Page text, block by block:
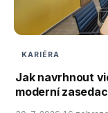
KARIÉRA
Jak navrhnout
moderní